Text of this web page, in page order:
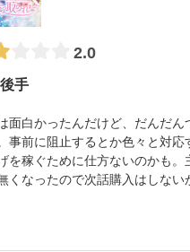
2.0
手
面白かったんだけど、だんだ
事前に阻止するとか色々と対
を稼ぐために仕方ないのかも
くなったので次話購入はしない